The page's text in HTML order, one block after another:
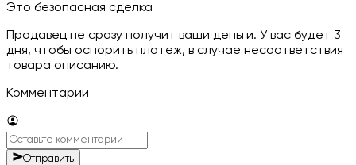
Это безопасная сделка
Продавец не сразу получит ваши деньги. У вас будет 3
дня, чтобы оспорить платеж, в случае несоответствия
товара описанию.
Комментарии
Отправить